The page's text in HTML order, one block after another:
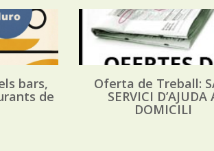
bars,
de
Oferta de Treball:
SERVICI D’AJUDA
DOMICILI